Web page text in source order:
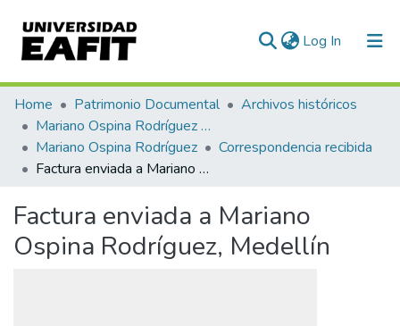
Log In (current)
Communities & Collections
All of DSpace
Statistics
Home Patrimonio Documental
Archivos históricos
Mariano Ospina Rodríguez (1826 -1912)
Mariano Ospina Rodríguez
Correspondencia recibida
Factura enviada a Mariano Ospina Rodríguez, Medellín
Factura enviada a Mariano
Ospina Rodríguez, Medellín